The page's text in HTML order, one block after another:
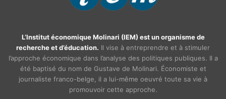
L’Institut économique Molinari (IEM) est un organisme de
recherche et d’éducation. Il vise à entreprendre et à stimuler
l’approche économique dans l’analyse des politiques publiques. Il a
été baptisé du nom de Gustave de Molinari. Économiste et
journaliste franco-belge, il a lui-même oeuvré toute sa vie à
promouvoir cette approche.